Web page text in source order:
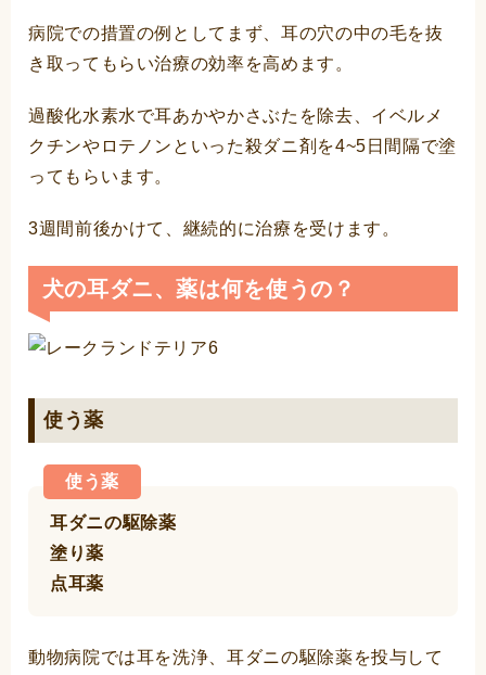
病院での措置の例としてまず、耳の穴の中の毛を抜
き取ってもらい治療の効率を高めます。
過酸化水素水で耳あかやかさぶたを除去、イベルメ
クチンやロテノンといった殺ダニ剤を4~5日間隔で塗
ってもらいます。
3週間前後かけて、継続的に治療を受けます。
犬の耳ダニ、薬は何を使うの？
使う薬
使う薬
耳ダニの駆除薬
塗り薬
点耳薬
動物病院では耳を洗浄、耳ダニの駆除薬を投与して